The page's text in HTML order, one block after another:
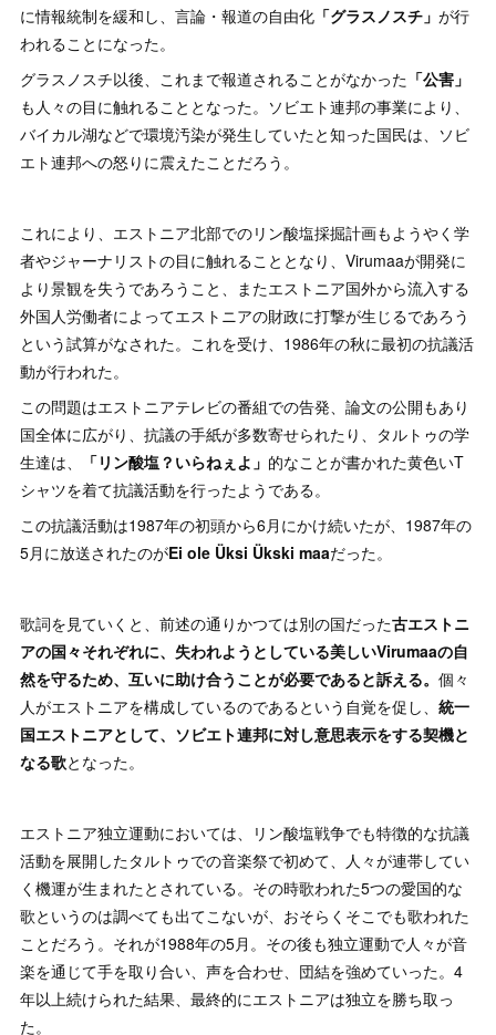
に情報統制を緩和し、言論・報道の自由化 「グラスノスチ」が行
われることになった。
グラスノスチ以後、これまで報道されることがなかった 「公害」
も人々の目に触れることとなった。ソビエト連邦の事業により、
バイカル湖などで環境汚染が発生していたと知った国民は、ソビ
エト連邦への怒りに震えたことだろう。
これにより、エストニア北部でのリン酸塩採掘計画もようやく学
者やジャーナリストの目に触れることとなり、Virumaaが開発に
より景観を失うであろうこと、またエストニア国外から流入する
外国人労働者によってエストニアの財政に打撃が生じるであろう
という試算がなされた。これを受け、1986年の秋に最初の抗議活
動が行われた。
この問題はエストニアテレビの番組での告発、論文の公開もあり
国全体に広がり、抗議の手紙が多数寄せられたり、タルトゥの学
生達は、
「リン酸塩？いらねぇよ」 的なことが書かれた黄色いT
シャツを着て抗議活動を行ったようである。
この抗議活動は1987年の初頭から6月にかけ続いたが、1987年の
5月に放送されたのがEi ole Üksi Ükski maaだった。
歌詞を見ていくと、前述の通りかつては別の国だった古エストニ
アの国々それぞれに、失われようとしている美しいVirumaaの自
然を守るため、互いに助け合うことが必要であると訴える。個々
人がエストニアを構成しているのであるという自覚を促し、統一
国エストニアとして、ソビエト連邦に対し意思表示をする契機と
なる歌となった。
エストニア独立運動においては、リン酸塩戦争でも特徴的な抗議
活動を展開したタルトゥでの音楽祭で初めて、人々が連帯してい
く機運が生まれたとされている。その時歌われた5つの愛国的な
歌というのは調べても出てこないが、おそらくそこでも歌われた
ことだろう。それが1988年の5月。その後も独立運動で人々が音
楽を通じて手を取り合い、声を合わせ、団結を強めていった。4
年以上続けられた結果、最終的にエストニアは独立を勝ち取っ
た。